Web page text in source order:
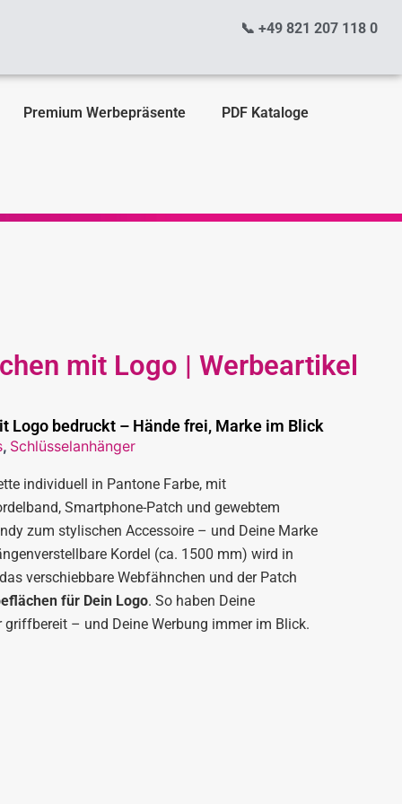
📞 +49 821 207 118 0
Premium Werbepräsente PDF Kataloge
mit Logo | Werbeartikel
Logo bedruckt – Hände frei, Marke im Blick
, Schlüsselanhänger
individuell in Pantone Farbe, mit
Smartphone-Patch und gewebtem
zum stylischen Accessoire – und Deine Marke
Kordel (ca. 1500 mm) wird in
verschiebbare Webfähnchen und der Patch
für Dein Logo. So haben Deine
– und Deine Werbung immer im Blick.